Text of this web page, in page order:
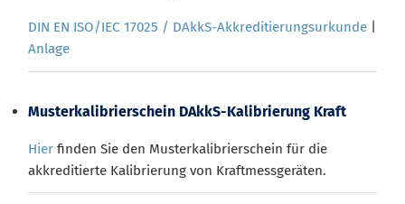
DIN EN ISO/IEC 17025 / DAkkS-Akkreditierungsurkunde
Anlage
Musterkalibrierschein DAkkS-Kalibrierung Kraft
Hier finden Sie den Musterkalibrierschein für die
akkreditierte Kalibrierung von Kraftmessgeräten.